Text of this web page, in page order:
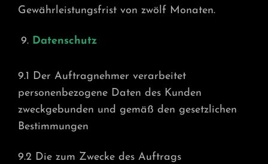
Gewährleistungsfrist von zwölf Monaten.
Datenschutz
9.1 Der Auftragnehmer verarbeitet
personenbezogene Daten des Kunden
zweckgebunden und gemäß den gesetzlichen
Bestimmungen
9.2 Die zum Zwecke des Auftrags